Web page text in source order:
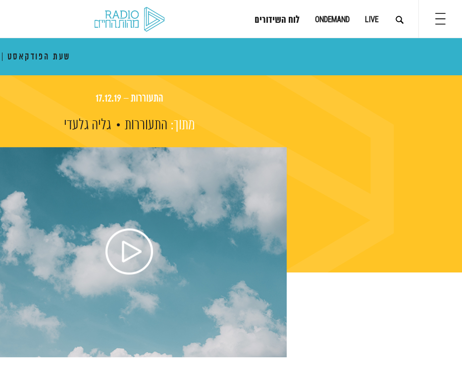
LIVE
ONDEMAND לוח השידורים
שעת הפודקאסט
התעוררות – 17.12.19
מתוך: התעוררות גליה גלעדי